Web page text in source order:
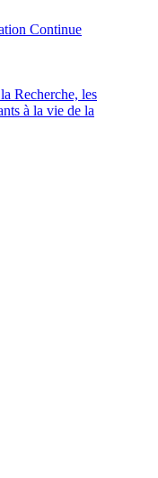
Continue
Recherche, les
à la vie de la